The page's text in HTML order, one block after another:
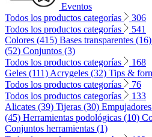
Eventos
Todos los productos categorías
306
Todos los productos categorías
541
Colores (415) Bases transparentes (16)
(52) Conjuntos (3)
Todos los productos categorías
168
Geles (111) Acrygeles (32) Tips &
Todos los productos categorías
76
Todos los productos categorías
133
Alicates (39) Tijeras (30)
(45) Herramientas podológicas (10)
Conjuntos herramientas (1)